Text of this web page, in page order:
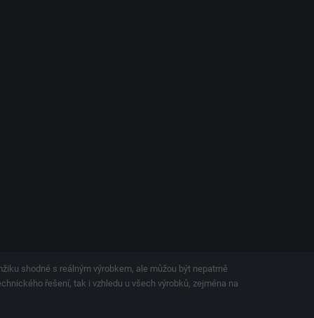
shodné s reálným výrobkem, ale můžou být nepatrně
řešení, tak i vzhledu u všech výrobků, zejména na